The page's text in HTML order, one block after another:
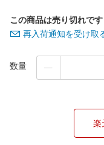
この商品は売り切れです
再入荷通知を受け取
数量
楽